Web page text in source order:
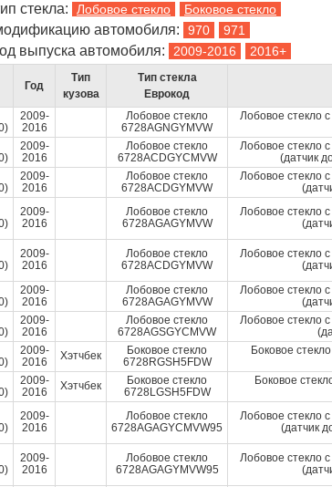
стекла: Лобовое стекло Боковое стекло
автомобиля:
выпуска автомобиля:
Год
Тип
кузова
Тип стекла
Еврокод
2009-
2016
Лобовое стекло
6728AGNGYMVW
Лобовое стекло
2009-
2016
Лобовое стекло
6728ACDGYCMVW
Лобовое стекло
(датчик
2009-
2016
Лобовое стекло
6728ACDGYMVW
Лобовое стекло
2009-
2016
Лобовое стекло
6728AGAGYMVW
Лобовое стекло
2009-
2016
Лобовое стекло
6728ACDGYMVW
Лобовое стекло
2009-
2016
Лобовое стекло
6728AGAGYMVW
Лобовое стекло
2009-
2016
Лобовое стекло
6728AGSGYCMVW
Лобовое стекло
2009-
2016
Хэтчбек
Боковое стекло
6728RGSH5FDW
Боковое
2009-
2016
Хэтчбек
Боковое стекло
6728LGSH5FDW
Боковое
2009-
2016
Лобовое стекло
6728AGAGYCMVW95
Лобовое стекло
(датчик
2009-
2016
Лобовое стекло
6728AGAGYMVW95
Лобовое стекло